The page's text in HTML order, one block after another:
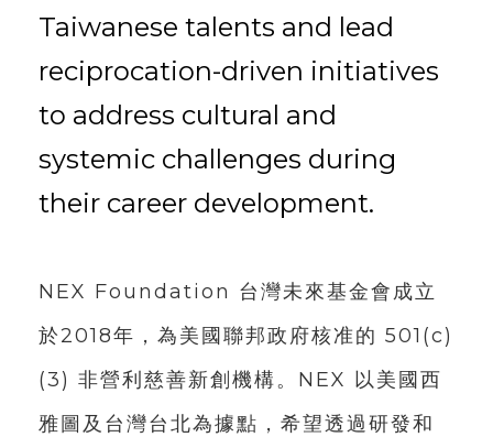
Taiwanese talents and lead
reciprocation-driven initiatives
to address cultural and
systemic challenges during
their career development.
NEX Foundation 台灣未來基金會成立
於2018年，為美國聯邦政府核准的 501(c)
(3) 非營利慈善新創機構。NEX 以美國西
雅圖及台灣台北為據點，希望透過研發和